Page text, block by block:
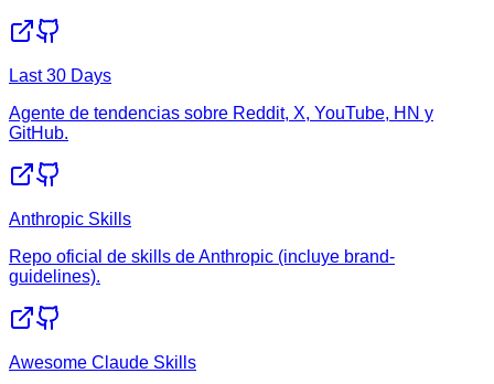
Last 30 Days
Agente de tendencias sobre Reddit, X, YouTube, HN y
GitHub.
Anthropic Skills
Repo oficial de skills de Anthropic (incluye brand-
guidelines).
Awesome Claude Skills